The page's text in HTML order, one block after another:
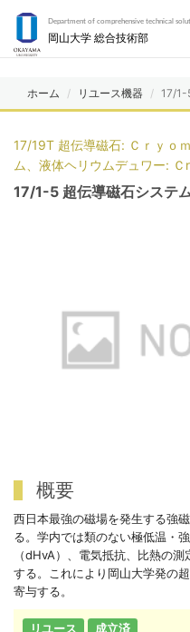
Department of comprehensive technical
岡山大学 総合技術部
ホーム リユース機器 17/1-
17/19T 超伝導磁石: Ｃｒｙｏ
ム、液体ヘリウムデュワー:
17/1-5 超伝導磁石システ
概要
西日本最強の磁場を発生する強
る。学内では類のない極低温・
（dHvA）、電気抵抗、比熱の
する。これにより岡山大学発の
寄与する。
リユース 成立済